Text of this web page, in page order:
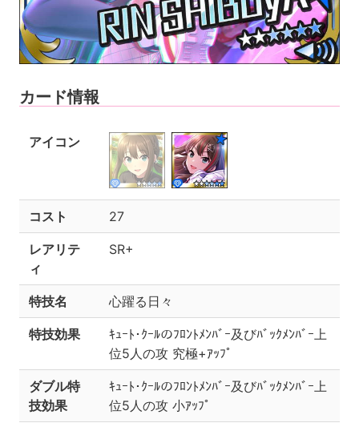
カード情報
アイコン
コスト 27
レアリテ
ィ
SR+
特技名 心躍る日々
特技効果
ｷｭｰﾄ･ｸｰﾙのﾌﾛﾝﾄﾒﾝﾊﾞｰ及びﾊﾞｯｸﾒﾝﾊﾞｰ上
位5人の攻 究極+ｱｯﾌﾟ
ダブル特
技効果
ｷｭｰﾄ･ｸｰﾙのﾌﾛﾝﾄﾒﾝﾊﾞｰ及びﾊﾞｯｸﾒﾝﾊﾞｰ上
位5人の攻 小ｱｯﾌﾟ